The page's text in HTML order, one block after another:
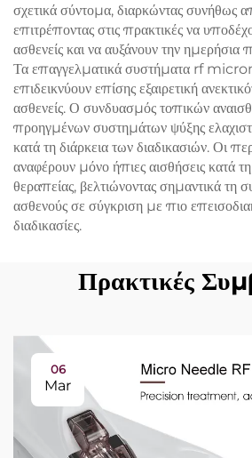
σχετικά σύντομα, διαρκώντας
επιτρέποντας στις πρακτικές να
ασθενείς και να αυξάνουν την ημερήσια
Τα επαγγελματικά συστήματα rf
επιδεικνύουν επίσης εξαιρετική
ασθενείς. Ο συνδυασμός τοπικών
προηγμένων συστημάτων ψύξης
κατά τη διάρκεια των διαδικασιών. Οι
αναφέρουν μόνο ήπιες αισθήσεις κατά τη
θεραπείας, βελτιώνοντας σημαντικά τη
ασθενούς σε σύγκριση με πιο
διαδικασίες.
Πρακτικές
06
Mar